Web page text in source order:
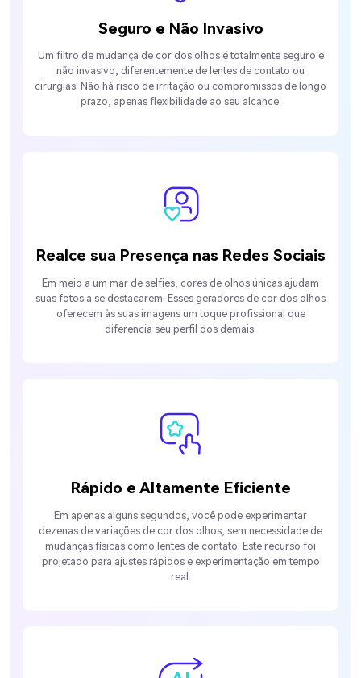
Seguro e Não Invasivo
Um filtro de mudança de cor dos olhos é totalmente seguro e
não invasivo, diferentemente de lentes de contato ou
cirurgias. Não há risco de irritação ou compromissos de longo
prazo, apenas flexibilidade ao seu alcance.
Realce sua Presença nas Redes Sociais
Em meio a um mar de selfies, cores de olhos únicas ajudam
suas fotos a se destacarem. Esses geradores de cor dos olhos
oferecem às suas imagens um toque profissional que
diferencia seu perfil dos demais.
Rápido e Altamente Eficiente
Em apenas alguns segundos, você pode experimentar
dezenas de variações de cor dos olhos, sem necessidade de
mudanças físicas como lentes de contato. Este recurso foi
projetado para ajustes rápidos e experimentação em tempo
real.